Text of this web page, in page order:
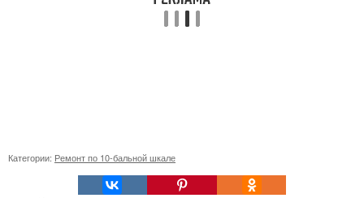
Категории: Ремонт по 10-бальной шкале